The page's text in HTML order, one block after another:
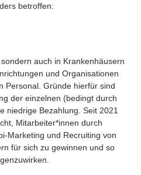
betroffen:
auch in Krankenhäusern
und Organisationen
Personal. Gründe hierfür sind
der einzelnen (bedingt durch
niedrige Bezahlung. Seit 2021
Mitarbeiter*innen durch
Marketing und Recruiting von
für sich zu gewinnen und so